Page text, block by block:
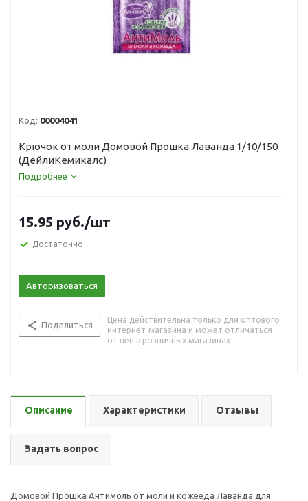
Код: 00004041
Крючок от моли Домовой Прошка Лаванда 1/10/150
(ДейлиКемикалс)
Подробнее
15.95 руб./шт
Достаточно
Авторизоваться
Поделиться
Цена действительна только для оптового
интернет-магазина и может отличаться
от цен в розничных магазинах
Описание Характеристики Отзывы
Задать вопрос
Домовой Прошка Антимоль от моли и кожееда Лаванда для